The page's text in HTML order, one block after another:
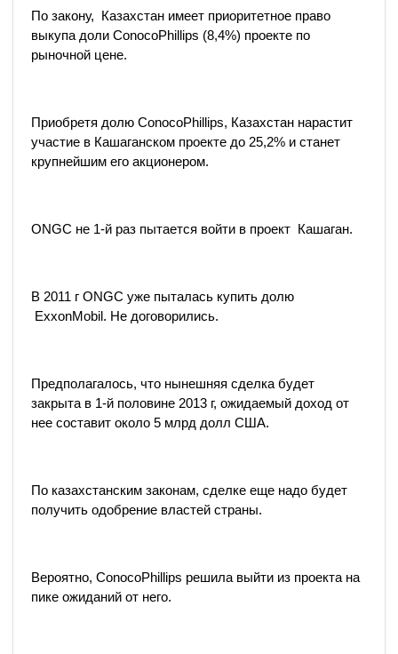
По закону, Казахстан имеет приоритетное право
выкупа доли ConocoPhillips (8,4%) проекте по
рыночной цене.
Приобретя долю ConocoPhillips, Казахстан нарастит
участие в Кашаганском проекте до 25,2% и станет
крупнейшим его акционером.
ONGC не 1-й раз пытается войти в проект Кашаган.
В 2011 г ONGC уже пыталась купить долю
ExxonMobil. Не договорились.
Предполагалось, что нынешняя сделка будет
закрыта в 1-й половине 2013 г, ожидаемый доход от
нее составит около 5 млрд долл США.
По казахстанским законам, сделке еще надо будет
получить одобрение властей страны.
Вероятно, ConocoPhillips решила выйти из проекта на
пике ожиданий от него.